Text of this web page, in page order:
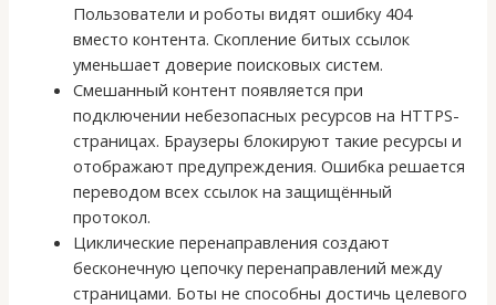
Пользователи и роботы видят ошибку 404
вместо контента. Скопление битых ссылок
уменьшает доверие поисковых систем.
Смешанный контент появляется при
подключении небезопасных ресурсов на HTTPS-
страницах. Браузеры блокируют такие ресурсы и
отображают предупреждения. Ошибка решается
переводом всех ссылок на защищённый
протокол.
Циклические перенаправления создают
бесконечную цепочку перенаправлений между
страницами. Боты не способны достичь целевого